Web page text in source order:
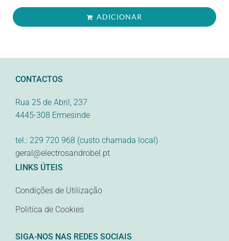
ADICIONAR
CONTACTOS
Rua 25 de Abril, 237
4445-308 Ermesinde
tel.: 229 720 968 (custo chamada local)
geral@electrosandrobel.pt
LINKS ÚTEIS
Condições de Utilização
Politíca de Cookies
SIGA-NOS NAS REDES SOCIAIS